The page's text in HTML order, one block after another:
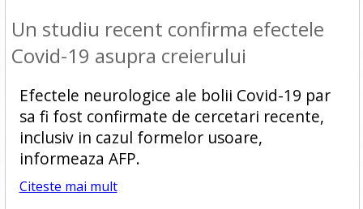
Un studiu recent confirma efectele
Covid-19 asupra creierului
Efectele neurologice ale bolii Covid-19 par
sa fi fost confirmate de cercetari recente,
inclusiv in cazul formelor usoare,
informeaza AFP.
Citeste mai mult